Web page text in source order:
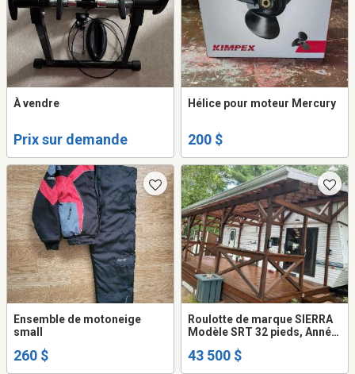
À vendre
Prix sur demande
Hélice pour moteur Mercury
200 $
Ensemble de motoneige
small
260 $
Roulotte de marque SIERRA
Modèle SRT 32 pieds, Année
acheté flambant neuve
43 500 $